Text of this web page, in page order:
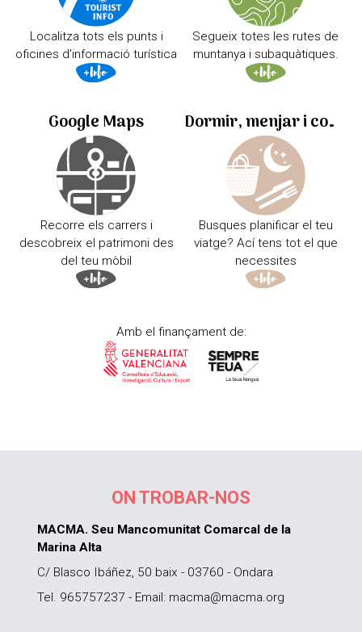
Localitza tots els punts i
oficines d'informació turística
Segueix totes les rutes de
muntanya i subaquàtiques.
Google Maps
Recorre els carrers i
descobreix el patrimoni des
del teu mòbil
Dormir, menjar i comprar
Busques planificar el teu
viatge? Ací tens tot el que
necessites
Amb el finançament de:
ON TROBAR-NOS
MACMA. Seu Mancomunitat Comarcal de la
Marina Alta
C/ Blasco Ibáñez, 50 baix - 03760 - Ondara
Tel. 965757237 - Email: macma@macma.org